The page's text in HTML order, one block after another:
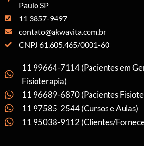
Paulo SP
11 3857-9497
contato@akwavita.com.br
CNPJ 61.605.465/0001-60
11 99664-7114 (Pacientes em
Fisioterapia)
11 96689-6870 (Pacientes
11 97585-2544 (Cursos e Aulas)
11 95038-9112 (Clientes/